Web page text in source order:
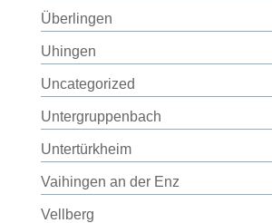
Überlingen
Uhingen
Uncategorized
Untergruppenbach
Untertürkheim
Vaihingen an der Enz
Vellberg